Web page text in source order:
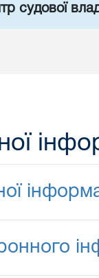
судової